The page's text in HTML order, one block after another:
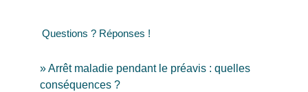
Questions ? Réponses !
Arrêt maladie pendant le préavis : quelles
conséquences ?